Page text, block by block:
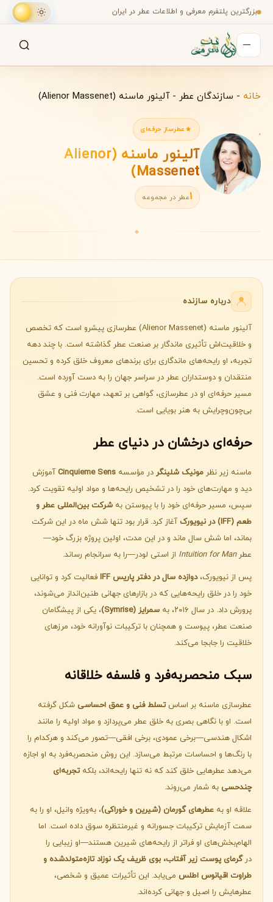
بزرگترین پلتفرم معرفی و اطلاعات عطر در ایران
جستجو در میان هزاران عطرخانه - سازندگان عطر -آلینور ماسنه (Alienor Massenet)
عطرساز حرفه‌ای
آلینور ماسنه (Alienor
Massenet)
1عطر در مجموعه
◆
درباره سازنده
آلینور ماسنه (Alienor Massenet) عطرسازی پیشرو است که تخصص
و خلاقیت‌اش تأثیری ماندگار بر صنعت عطر گذاشته است. با چند دهه
تجربه، او رایحه‌های ماندگاری برای برندهای معروف خلق کرده و تحسین
منتقدان و دوستداران عطر در سراسر جهان را به دست آورده است.
مسیر حرفه‌ای او در عطرسازی، گواهی بر تعهد، مهارت فنی و عشق
بی‌چون‌وچرایش به هنر بویایی است.
حرفه‌ای درخشان در دنیای عطر
ماسنه زیر نظر مونیک شلینگر در مؤسسه Cinquieme Sens آموزش
دید و مهارت‌های خود را در تشخیص رایحه‌ها و مواد اولیه تقویت کرد.
سپس، مسیر حرفه‌ای خود را با پیوستن به شرکت بین‌المللی عطر و
طعم (IFF) در نیویورک
آغاز کرد. قرار بود تنها شش ماه در این شرکت
بماند، اما شش سال ماند و در این مدت، اولین پروژه بزرگ خود—
عطرIntuition for Man از استی لودر—را به سرانجام رساند.
پس از نیویورک،دوازده سال در دفتر پاریس IFF
فعالیت کرد و توانایی
خود را در خلق رایحه‌هایی که در بازارهای جهانی طنین‌انداز می‌شوند،
پرورش داد. در سال ۲۰۱۶، به
سمرایز (Symrise)
، یکی از پیشگامان
صنعت عطر، پیوست و همچنان با ترکیبات نوآورانه خود، مرزهای
خلاقیت را جابجا می‌کند.
سبک منحصربه‌فرد و فلسفه خلاقانه
عطرسازی ماسنه بر اساستسلط فنی و عمق احساسی شکل گرفته
است. او با نگاهی بصری به خلق عطر می‌پردازد و مواد اولیه را مانند
اشکال هندسی—برخی عمودی، برخی افقی—تصور می‌کند و هرکدام را
با رنگ‌ها و احساسات مرتبط می‌سازد. این روش منحصربه‌فرد به او اجازه
می‌دهد عطرهایی خلق کند که نه تنها رایحه‌اند، بلکهتجربه‌ای
چندحسی به شمار می‌روند.
علاقه او به عطرهای گورمان (شیرین و خوراکی)، به‌ویژه وانیل، او را به
سمت آزمایش ترکیبات جسورانه و غیرمنتظره سوق داده است. اما
الهام‌بخش‌های او فراتر از رایحه‌های شیرین هستند—او زیبایی را
درگرمای پوست زیر آفتاب، بوی ظریف یک نوزاد تازه‌متولدشده و
طراوت اقیانوس اطلس می‌یابد. این تأثیرات عمیق و شخصی،
عطرهایش را اصیل و جهانی کرده‌اند.